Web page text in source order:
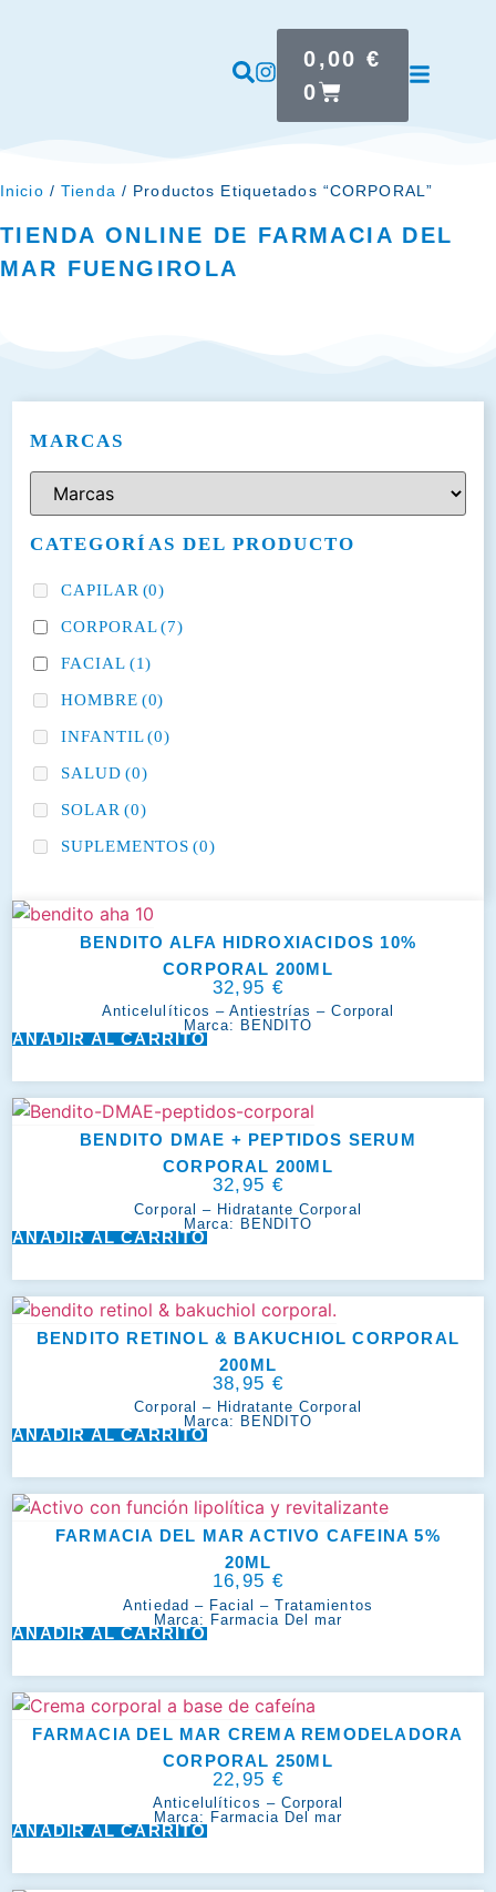
0,00€
0
Inicio /Tienda / Productos Etiquetados “CORPORAL”
TIENDA ONLINE DE FARMACIA DEL
MAR FUENGIROLA
MARCAS
CATEGORÍAS DEL PRODUCTO
CAPILAR (0)
CORPORAL (7)
FACIAL (1)
HOMBRE (0)
INFANTIL (0)
SALUD (0)
SOLAR (0)
SUPLEMENTOS (0)
BENDITO ALFA HIDROXIACIDOS 10%
CORPORAL 200ML
32,95 €
Anticelulíticos – Antiestrías –Corporal
Marca: BENDITO
AÑADIR AL CARRITO
BENDITO DMAE + PEPTIDOS SERUM
CORPORAL 200ML
32,95 €
Corporal – Hidratante Corporal
Marca: BENDITO
AÑADIR AL CARRITO
BENDITO RETINOL & BAKUCHIOL CORPORAL
200ML
38,95 €
Corporal – Hidratante Corporal
Marca: BENDITO
AÑADIR AL CARRITO
FARMACIA DEL MAR ACTIVO CAFEINA 5%
20ML
16,95 €
Antiedad – Facial –Tratamientos
Marca: Farmacia Del mar
AÑADIR AL CARRITO
FARMACIA DEL MAR CREMA REMODELADORA
CORPORAL 250ML
22,95 €
Anticelulíticos – Corporal
Marca: Farmacia Del mar
AÑADIR AL CARRITO